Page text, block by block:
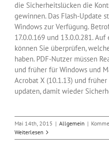
die Sicherheitslücken die
gewinnen. Das Flash-Update
Windows zur Verfügung.
17.0.0.169 und 13.0.0.281.
können Sie überprüfen,
haben. PDF-Nutzer müssen
und früher für Windows und
Acrobat X (10.1.13) und
updaten, damit wieder
Mai 14th, 2015 | Allgemein |
Weiterlesen